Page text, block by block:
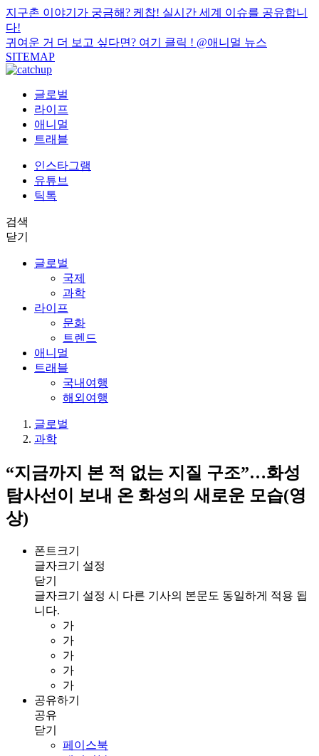
지구촌 이야기가 궁금해? 케찹! 실시간 세계 이슈를 공유합니
다!
귀여운 거 더 보고 싶다면? 여기 클릭 ! @애니멀 뉴스
SITEMAP
글로벌
라이프
애니멀
트래블
인스타그램
유튜브
틱톡
검색
닫기
글로벌
국제
과학
라이프
문화
트렌드
애니멀
트래블
국내여행
해외여행
글로벌
과학
“지금까지 본 적 없는 지질 구조”…화성
탐사선이 보내 온 화성의 새로운 모습(영
상)
폰트크기
글자크기 설정
닫기
글자크기 설정 시 다른 기사의 본문도 동일하게 적용 됩
니다.
가
가
가
가
가
공유하기
공유
닫기
페이스북